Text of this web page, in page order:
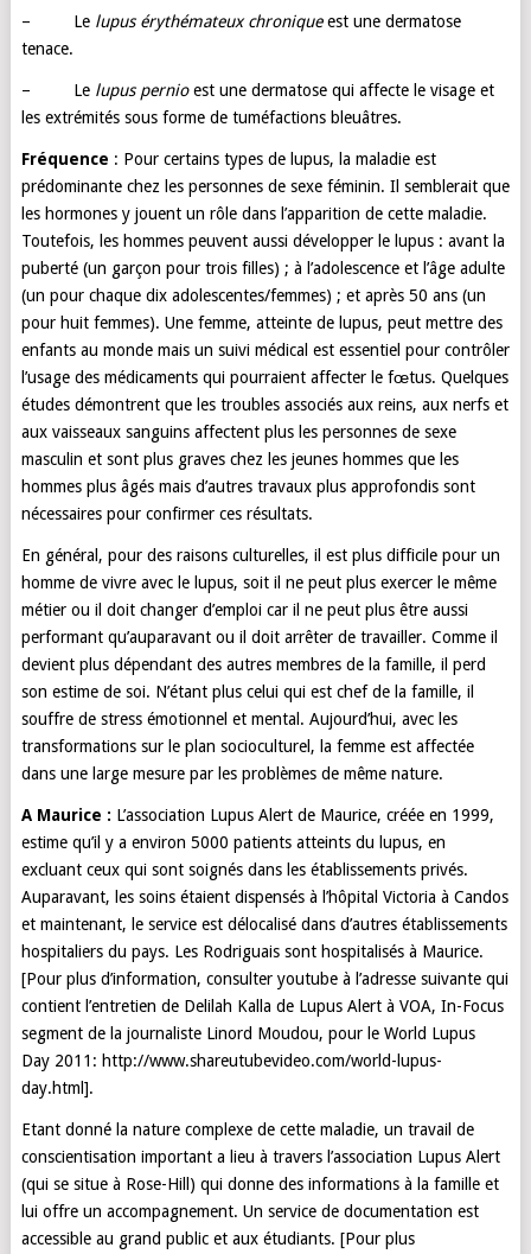
– Le lupus érythémateux chroniqueest une dermatose
tenace.
– Le lupus pernioest une dermatose qui affecte le visage et
les extrémités sous forme de tuméfactions bleuâtres.
Fréquence : Pour certains types de lupus, la maladie est
prédominante chez les personnes de sexe féminin. Il semblerait que
les hormones y jouent un rôle dans l’apparition de cette maladie.
Toutefois, les hommes peuvent aussi développer le lupus : avant la
puberté (un garçon pour trois filles) ; à l’adolescence et l’âge adulte
(un pour chaque dix adolescentes/femmes) ; et après 50 ans (un
pour huit femmes). Une femme, atteinte de lupus, peut mettre des
enfants au monde mais un suivi médical est essentiel pour contrôler
l’usage des médicaments qui pourraient affecter le fœtus. Quelques
études démontrent que les troubles associés aux reins, aux nerfs et
aux vaisseaux sanguins affectent plus les personnes de sexe
masculin et sont plus graves chez les jeunes hommes que les
hommes plus âgés mais d’autres travaux plus approfondis sont
nécessaires pour confirmer ces résultats.
En général, pour des raisons culturelles, il est plus difficile pour un
homme de vivre avec le lupus, soit il ne peut plus exercer le même
métier ou il doit changer d’emploi car il ne peut plus être aussi
performant qu’auparavant ou il doit arrêter de travailler. Comme il
devient plus dépendant des autres membres de la famille, il perd
son estime de soi. N’étant plus celui qui est chef de la famille, il
souffre de stress émotionnel et mental. Aujourd’hui, avec les
transformations sur le plan socioculturel, la femme est affectée
dans une large mesure par les problèmes de même nature.
A Maurice : L’association Lupus Alert de Maurice, créée en 1999,
estime qu’il y a environ 5000 patients atteints du lupus, en
excluant ceux qui sont soignés dans les établissements privés.
Auparavant, les soins étaient dispensés à l’hôpital Victoria à Candos
et maintenant, le service est délocalisé dans d’autres établissements
hospitaliers du pays. Les Rodriguais sont hospitalisés à Maurice.
[Pour plus d’information, consulter youtube à l’adresse suivante qui
contient l’entretien de Delilah Kalla de Lupus Alert à VOA, In-Focus
segment de la journaliste Linord Moudou, pour le World Lupus
Day 2011: http://www.shareutubevideo.com/world-lupus-
day.html].
Etant donné la nature complexe de cette maladie, un travail de
conscientisation important a lieu à travers l’association Lupus Alert
(qui se situe à Rose-Hill) qui donne des informations à la famille et
lui offre un accompagnement. Un service de documentation est
accessible au grand public et aux étudiants. [Pour plus